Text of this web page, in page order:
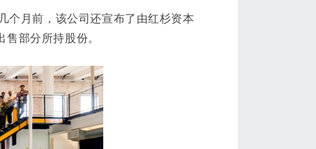
个月前，该公司还宣布了由红杉资本
部分所持股份。